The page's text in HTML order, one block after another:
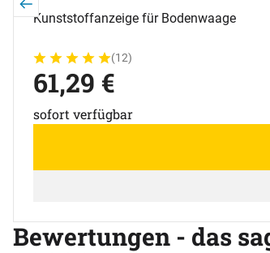
Kunststoffanzeige für Bodenwaage
Bewertung: 5 von 5 (12 Bewertungen)
12 Bewertungen
(12)
61,29 €
sofort verfügbar
Bewertungen - das